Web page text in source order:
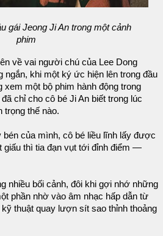
gái Jeong Ji An trong một cảnh
phim
về vai người chú của Lee Dong
ngắn, khi một ký ức hiện lên trong đầu
xem một bộ phim hành động trong
chỉ cho cô bé Ji An biết trong lúc
trọng thế nào.
của mình, cô bé liều lĩnh lấy được
giấu thì tia đạn vụt tới đỉnh điểm —
nhiều bối cảnh, đôi khi gợi nhớ những
phần nhờ vào âm nhạc hấp dẫn từ
thuật quay lượn sít sao thỉnh thoảng